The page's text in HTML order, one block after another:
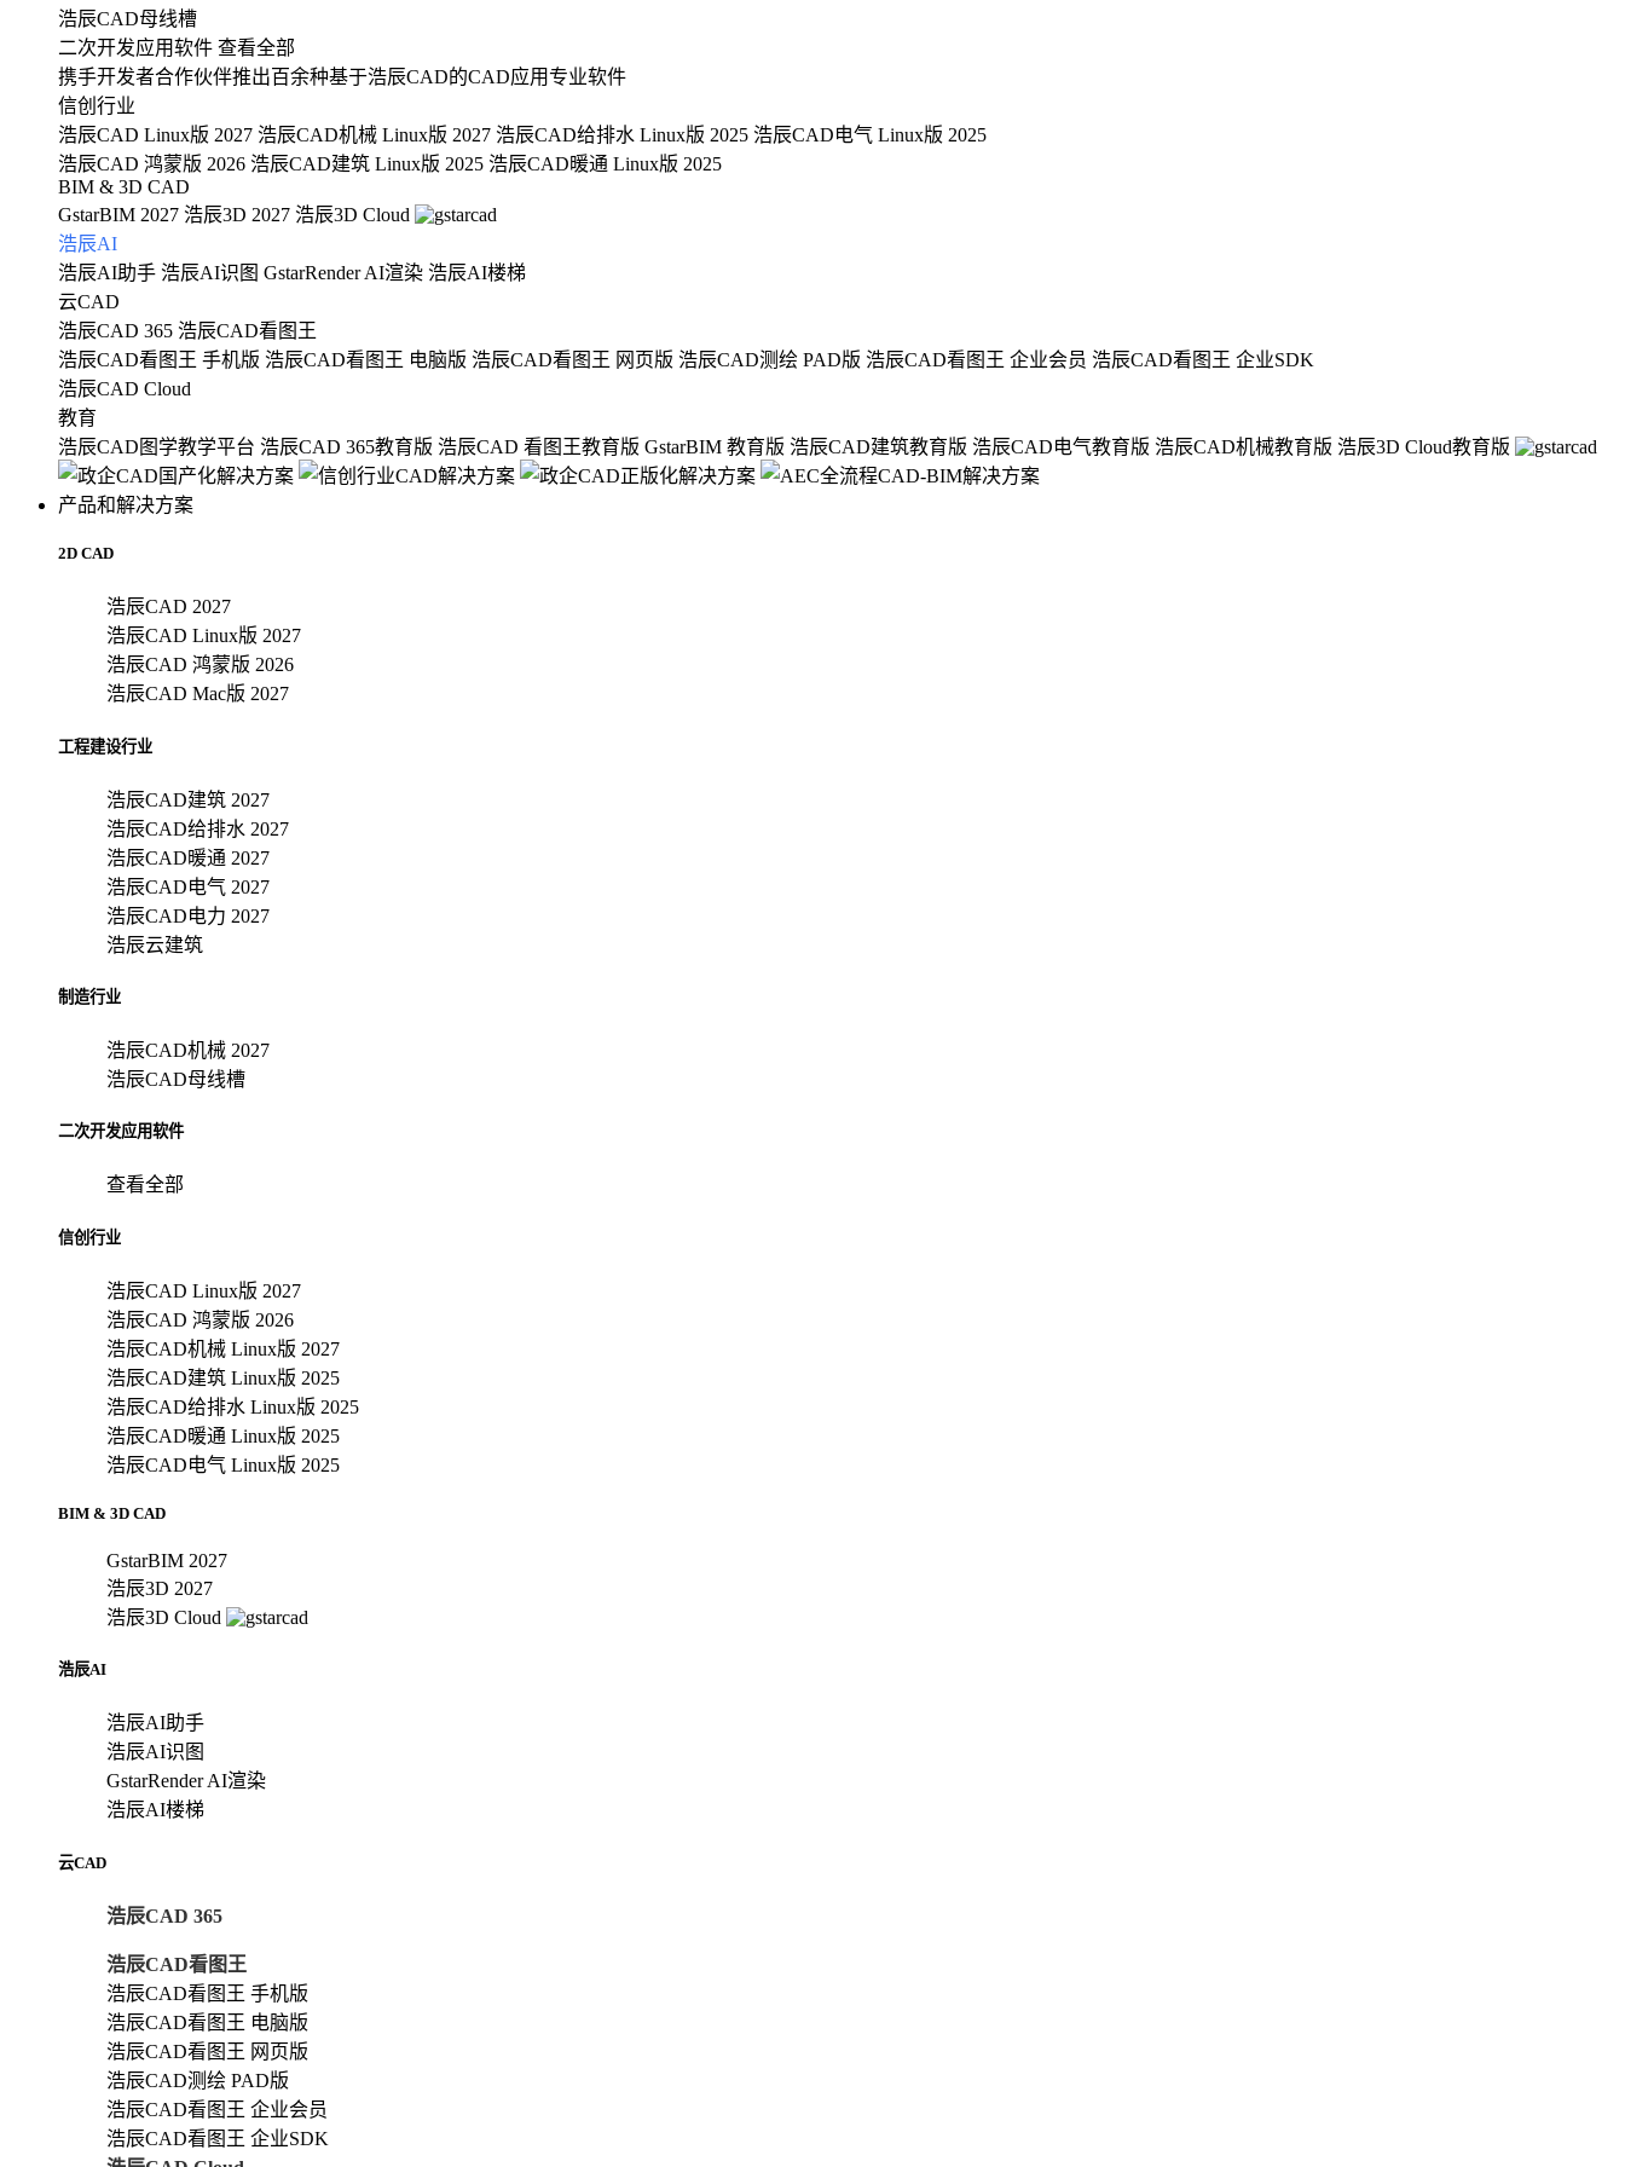
浩辰CAD母线槽
二次开发应用软件 查看全部
携手开发者合作伙伴推出百余种基于浩辰CAD的CAD应用专业软件
信创行业
浩辰CAD Linux版 2027 浩辰CAD机械 Linux版 2027 浩辰CAD给排水 Linux版 2025 浩辰CAD电气 Linux版 2025
浩辰CAD 鸿蒙版 2026 浩辰CAD建筑 Linux版 2025 浩辰CAD暖通 Linux版 2025
BIM & 3D CAD
GstarBIM 2027 浩辰3D 2027 浩辰3D Cloud
浩辰AI
浩辰AI助手 浩辰AI识图 GstarRender AI渲染 浩辰AI楼梯
云CAD
浩辰CAD 365 浩辰CAD看图王
浩辰CAD看图王 手机版 浩辰CAD看图王 电脑版 浩辰CAD看图王 网页版 浩辰CAD测绘 PAD版 浩辰CAD看图王 企业会员 浩辰CAD看图王 企业SDK
浩辰CAD Cloud
教育
浩辰CAD图学教学平台 浩辰CAD 365教育版 浩辰CAD 看图王教育版 GstarBIM 教育版 浩辰CAD建筑教育版 浩辰CAD电气教育版 浩辰CAD机械教育版 浩辰3D Cloud教育版
产品和解决方案
2D CAD
浩辰CAD 2027
浩辰CAD Linux版 2027
浩辰CAD 鸿蒙版 2026
浩辰CAD Mac版 2027
工程建设行业
浩辰CAD建筑 2027
浩辰CAD给排水 2027
浩辰CAD暖通 2027
浩辰CAD电气 2027
浩辰CAD电力 2027
浩辰云建筑
制造行业
浩辰CAD机械 2027
浩辰CAD母线槽
二次开发应用软件
查看全部
信创行业
浩辰CAD Linux版 2027
浩辰CAD 鸿蒙版 2026
浩辰CAD机械 Linux版 2027
浩辰CAD建筑 Linux版 2025
浩辰CAD给排水 Linux版 2025
浩辰CAD暖通 Linux版 2025
浩辰CAD电气 Linux版 2025
BIM & 3D CAD
GstarBIM 2027
浩辰3D 2027
浩辰3D Cloud
浩辰AI
浩辰AI助手
浩辰AI识图
GstarRender AI渲染
浩辰AI楼梯
云CAD
浩辰CAD 365
浩辰CAD看图王
浩辰CAD看图王 手机版
浩辰CAD看图王 电脑版
浩辰CAD看图王 网页版
浩辰CAD测绘 PAD版
浩辰CAD看图王 企业会员
浩辰CAD看图王 企业SDK